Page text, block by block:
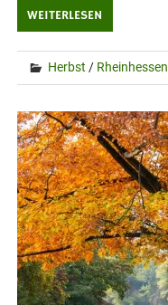
WEITERLESEN
Herbst / Rheinhessen